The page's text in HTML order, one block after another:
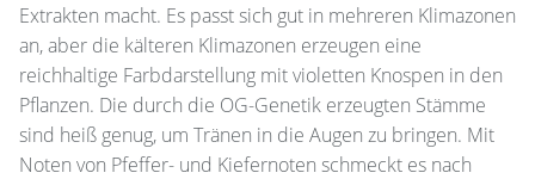
Extrakten macht. Es passt sich gut in mehreren Klimazonen
an, aber die kälteren Klimazonen erzeugen eine
reichhaltige Farbdarstellung mit violetten Knospen in den
Pflanzen. Die durch die OG-Genetik erzeugten Stämme
sind heiß genug, um Tränen in die Augen zu bringen. Mit
Noten von Pfeffer- und Kiefernoten schmeckt es nach